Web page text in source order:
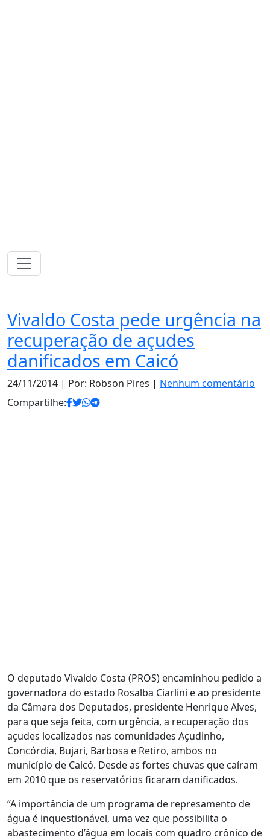
Vivaldo Costa pede urgência na
recuperação de açudes
danificados em Caicó
24/11/2014 | Por: Robson Pires | Nenhum comentário
Compartilhe:
O deputado Vivaldo Costa (PROS) encaminhou pedido a
governadora do estado Rosalba Ciarlini e ao presidente
da Câmara dos Deputados, presidente Henrique Alves,
para que seja feita, com urgência, a recuperação dos
açudes localizados nas comunidades Açudinho,
Concórdia, Bujari, Barbosa e Retiro, ambos no
município de Caicó. Desde as fortes chuvas que caíram
em 2010 que os reservatórios ficaram danificados.
“A importância de um programa de represamento de
água é inquestionável, uma vez que possibilita o
abastecimento d’água em locais com quadro crônico de